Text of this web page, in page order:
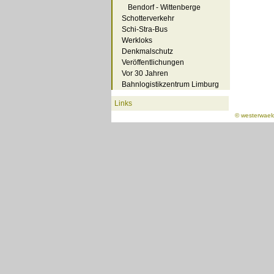
Bendorf - Wittenberge
Schotterverkehr
Schi-Stra-Bus
Werkloks
Denkmalschutz
Veröffentlichungen
Vor 30 Jahren
Bahnlogistikzentrum Limburg
Links
©